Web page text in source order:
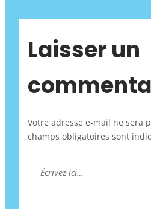
Laisser un
Votre adresse e-mail ne sera
champs obligatoires sont
ici…